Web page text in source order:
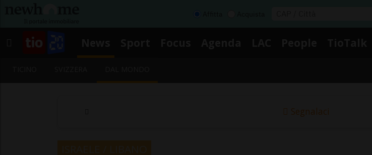
Segnalaci